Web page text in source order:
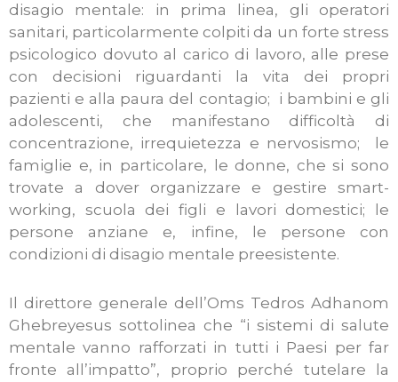
disagio mentale: in prima linea, gli operatori
sanitari, particolarmente colpiti da un forte stress
psicologico dovuto al carico di lavoro, alle prese
con decisioni riguardanti la vita dei propri
pazienti e alla paura del contagio; i bambini e gli
adolescenti, che manifestano difficoltà di
concentrazione, irrequietezza e nervosismo; le
famiglie e, in particolare, le donne, che si sono
trovate a dover organizzare e gestire smart-
working, scuola dei figli e lavori domestici; le
persone anziane e, infine, le persone con
condizioni di disagio mentale preesistente.
Il direttore generale dell’Oms Tedros Adhanom
Ghebreyesus sottolinea che “i sistemi di salute
mentale vanno rafforzati in tutti i Paesi per far
fronte all’impatto”, proprio perché tutelare la